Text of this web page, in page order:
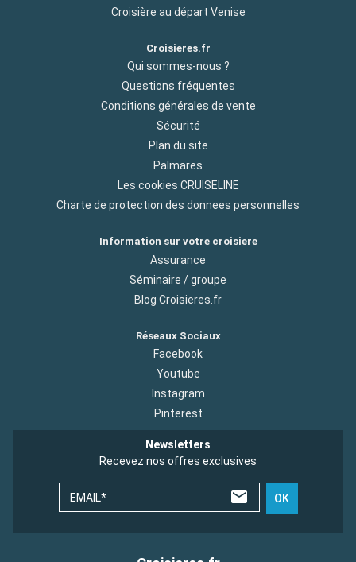
Croisière au départ Venise
Croisieres.fr
Qui sommes-nous ?
Questions fréquentes
Conditions générales de vente
Sécurité
Plan du site
Palmares
Les cookies CRUISELINE
Charte de protection des donnees personnelles
Information sur votre croisiere
Assurance
Séminaire / groupe
Blog Croisieres.fr
Réseaux Sociaux
Facebook
Youtube
Instagram
Pinterest
Newsletters
Recevez nos offres exclusives
EMAIL* OK